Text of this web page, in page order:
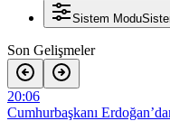
Sistem Modu
Son Gelişmeler
20:06
Cumhurbaşkanı